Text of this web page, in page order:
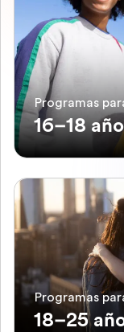
Programas
16–18
Programas
18–25